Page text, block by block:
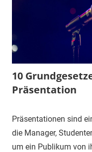
10
Präsentation
22.
Februar
terminal-
y
Sapere
aude
Präsentationen sind
die Manager,
um ein Publikum von